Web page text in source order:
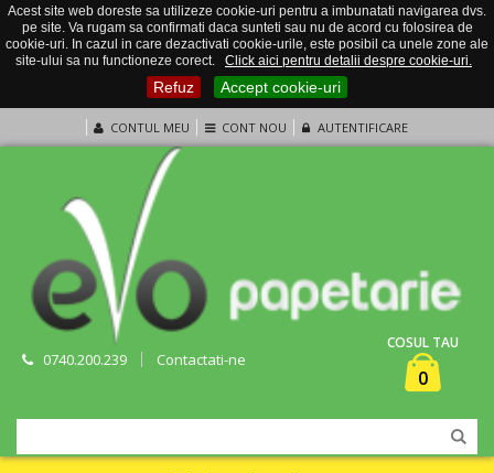
Acest site web doreste sa utilizeze cookie-uri pentru a imbunatati navigarea dvs.
pe site. Va rugam sa confirmati daca sunteti sau nu de acord cu folosirea de
cookie-uri. In cazul in care dezactivati cookie-urile, este posibil ca unele zone ale
site-ului sa nu functioneze corect.
Click aici pentru detalii despre cookie-uri.
Refuz Accept cookie-uri
CONTUL MEU CONT NOU AUTENTIFICARE
0740.200.239 Contactati-ne
COSUL TAU
0